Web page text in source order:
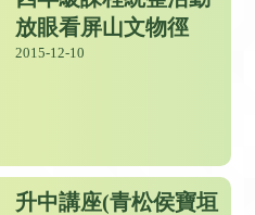
放眼看屏山文物徑
2015-12-10
升中講座(青松侯寶垣